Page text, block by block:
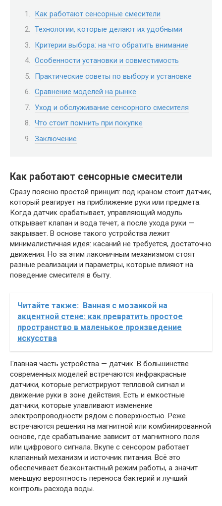
Как работают сенсорные смесители
Технологии, которые делают их удобными
Критерии выбора: на что обратить внимание
Особенности установки и совместимость
Практические советы по выбору и установке
Сравнение моделей на рынке
Уход и обслуживание сенсорного смесителя
Что стоит помнить при покупке
Заключение
Как работают сенсорные смесители
Сразу поясню простой принцип: под краном стоит датчик,
который реагирует на приближение руки или предмета.
Когда датчик срабатывает, управляющий модуль
открывает клапан и вода течет, а после ухода руки —
закрывает. В основе такого устройства лежит
минималистичная идея: касаний не требуется, достаточно
движения. Но за этим лаконичным механизмом стоят
разные реализации и параметры, которые влияют на
поведение смесителя в быту.
Читайте также: Ванная с мозаикой на
акцентной стене: как превратить простое
пространство в маленькое произведение
искусства
Главная часть устройства — датчик. В большинстве
современных моделей встречаются инфракрасные
датчики, которые регистрируют тепловой сигнал и
движение руки в зоне действия. Есть и емкостные
датчики, которые улавливают изменение
электропроводности рядом с поверхностью. Реже
встречаются решения на магнитной или комбинированной
основе, где срабатывание зависит от магнитного поля
или цифрового сигнала. Вкупе с сенсором работает
клапанный механизм и источник питания. Всё это
обеспечивает безконтактный режим работы, а значит
меньшую вероятность переноса бактерий и лучший
контроль расхода воды.